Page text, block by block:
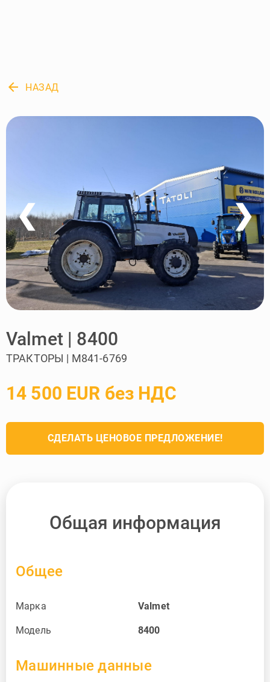
arrow_back НАЗАД
❮ ❯
Valmet | 8400
ТРАКТОРЫ | M841-6769
14 500 EUR без НДС
СДЕЛАТЬ ЦЕНОВОЕ ПРЕДЛОЖЕНИЕ!
Общая информация
Общее
Марка Valmet
Модель 8400
Машинные данные